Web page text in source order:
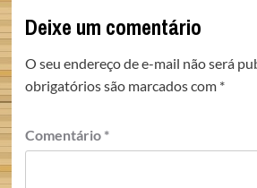
Deixe um comentário
O seu endereço de e-mail não será
obrigatórios são marcados com *
Comentário *